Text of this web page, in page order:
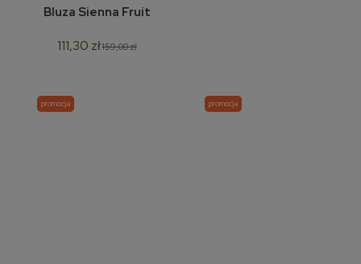
Bluza Sienna Fruit
111,30 zł159,00 zł
promocja promocja